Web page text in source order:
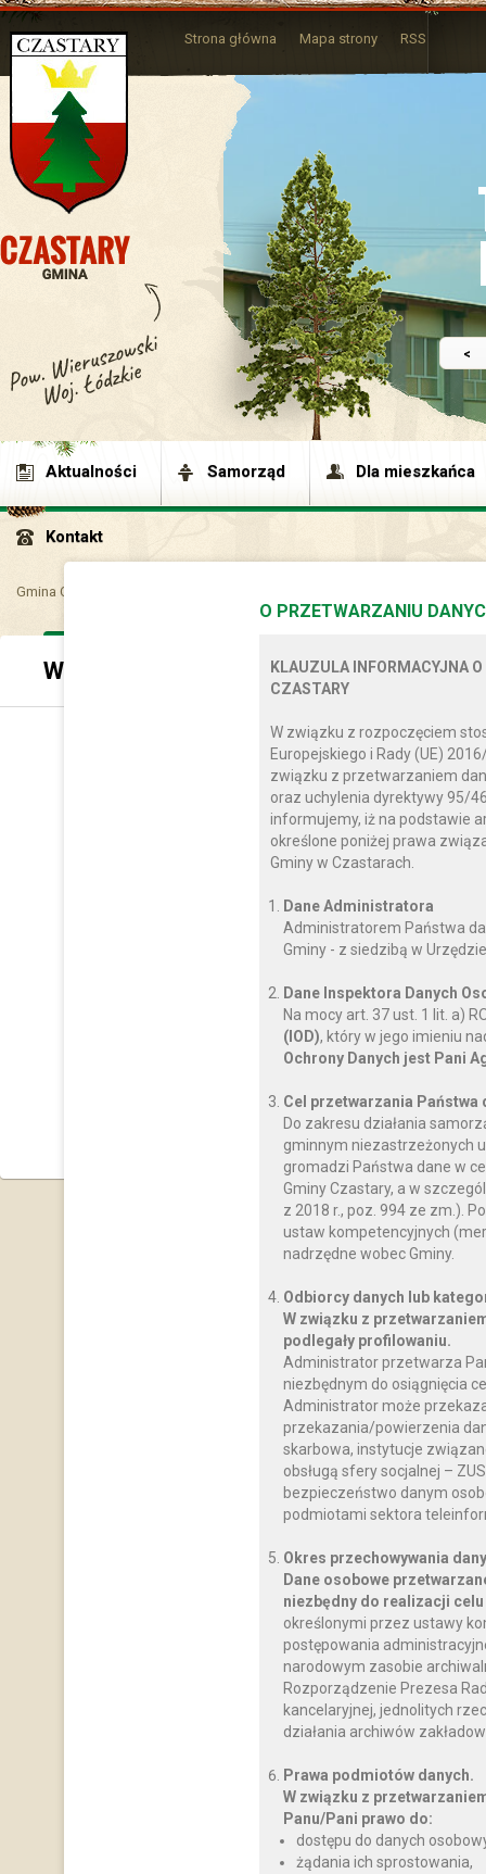
<
Strona główna Mapa strony RSS
Aktualności Samorząd Dla mieszkańca
Kontakt
Gmina Czastary
Władze Gminy
O PRZETWARZANIU
KLAUZULA INFORMACYJNA
CZASTARY
W związku z rozpoczęciem
Europejskiego i Rady (UE)
związku z przetwarzaniem
oraz uchylenia dyrektywy 95/
informujemy, iż na podstawie
określone poniżej prawa
Gminy w Czastarach.
Dane Administratora
Administratorem Państwa
Gminy - z siedzibą w
Dane Inspektora Danych
Na mocy art. 37 ust. 1 lit. a)
(IOD), który w jego imieniu
Ochrony Danych jest Pani
Cel przetwarzania Państwa
Do zakresu działania
gminnym niezastrzeżonych
gromadzi Państwa dane w
Gminy Czastary, a w
z 2018 r., poz. 994 ze zm.).
ustaw kompetencyjnych
nadrzędne wobec Gminy.
Odbiorcy danych lub
W związku z
podlegały profilowaniu.
Administrator przetwarza
niezbędnym do osiągnięcia
Administrator może
przekazania/powierzenia
skarbowa, instytucje
obsługą sfery socjalnej –
bezpieczeństwo danym
podmiotami sektora
Okres przechowywania
Dane osobowe
niezbędny do realizacji
określonymi przez ustawy
postępowania
narodowym zasobie
Rozporządzenie Prezesa
kancelaryjnej, jednolitych
działania archiwów
Prawa podmiotów danych.
W związku z
Panu/Pani prawo do:
dostępu do danych
żądania ich sprostowania,